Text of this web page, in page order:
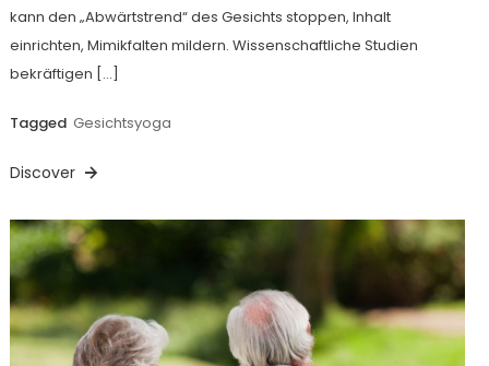
kann den „Abwärtstrend“ des Gesichts stoppen, Inhalt
einrichten, Mimikfalten mildern. Wissenschaftliche Studien
bekräftigen […]
Tagged Gesichtsyoga
Discover